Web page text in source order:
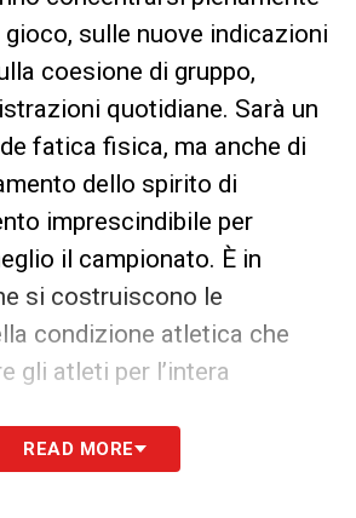
sulle nuove indicazioni
coesione di gruppo,
quotidiane. Sarà un
fatica fisica, ma anche di
dello spirito di
imprescindibile per
il campionato. È in
si costruiscono le
condizione atletica che
gli atleti per l’intera
SUL CAGLIARI
READ MORE